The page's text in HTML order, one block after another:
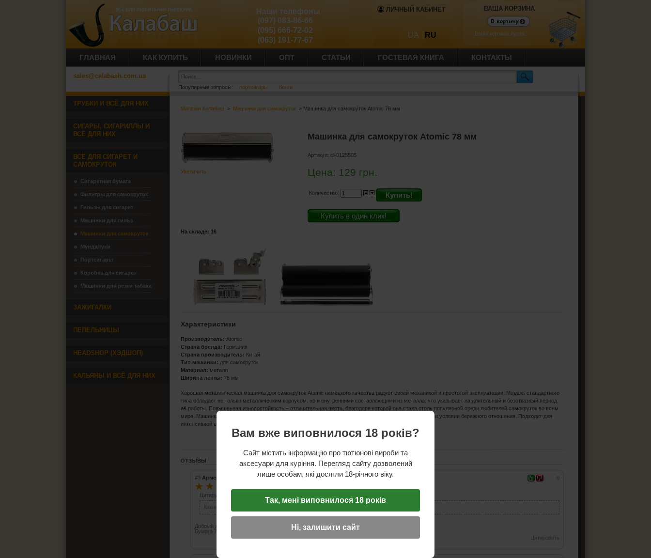
ЛИЧНЫЙ КАБИНЕТ
UA RU
Наши телефоны
(097) 083-86-66
(095) 666-72-02
(063) 191-77-67
ВАША КОРЗИНА
Ваша корзина пуста.
ГЛАВНАЯ КАК КУПИТЬ НОВИНКИ ОПТ СТАТЬИ ГОСТЕВАЯ КНИГА КОНТАКТЫ
sales@calabash.com.ua
Популярные запросы: портсигары бонги
Магазин Калабаш > Машинки для самокруток > Машинка для самокруток Atomic 78 мм
Увеличить
Машинка для самокруток Atomic 78 мм
Артикул:cl-0125505
Цена: 129 грн.
Количество: Купить!
Купить в один клик!
На складе: 16
Характеристики
Производитель: Atomic
Страна бренда: Германия
Страна производитель: Китай
Тип машинки: для самокруток
Материал: металл
Ширина ленты: 78 мм
Хорошая металлическая машинка для самокруток Atomic немецкого качества радует своей механикой и простотой эксплуатации. Модель стандартного
типа обладает не только металлическим корпусом, но и внутренними составляющими из металла, что указывает на длительный и безотказный период
её работы. Повышенная износостойкость – отличительная черта, благодаря которой она стала столь популярной среди любителей самокруток во всем
мире. Машинка для самокруток Atomic способна радовать качественными ровными самокрутками, при условии бережного отношения. Подходит для
интенсивной ежедневной эксплуатации.
ОТЗЫВЫ
#3 Армен Даниелян 09.09.2019 12:01
☆ ☆
Цитирую Александр:
Какие фильтры и бумага под неё полходят?
Добрый день.
Бумага 70мм и 78 мм длиной фильтра любые как 6 мм так и 8 мм в диаметре.
Цитировать
ТРУБКИ И ВСЁ ДЛЯ НИХ
СИГАРЫ, СИГАРИЛЛЫ И
ВСЁ ДЛЯ НИХ
ВСЁ ДЛЯ СИГАРЕТ И
САМОКРУТОК
Сигаретная бумага
Фильтры для самокруток
Гильзы для сигарет
Машинки для гильз
Машинки для самокруток
Мундштуки
Портсигары
Коробка для сигарет
Машинки для резки табака
ЗАЖИГАЛКИ
ПЕПЕЛЬНИЦЫ
HEADSHOP (ХЭДШОП)
КАЛЬЯНЫ И ВСЁ ДЛЯ НИХ
Вам вже виповнилося 18 років?
Сайт містить інформацію про тютюнові вироби та
аксесуари для куріння. Перегляд сайту дозволений
лише особам, які досягли 18-річного віку.
Так, мені виповнилося 18 років
Ні, залишити сайт